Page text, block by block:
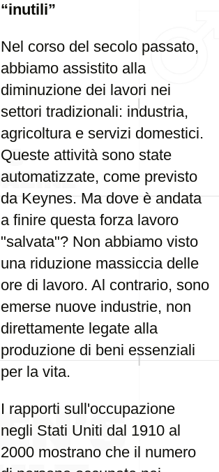
“inutili”
Nel corso del secolo passato,
abbiamo assistito alla
diminuzione dei lavori nei
settori tradizionali: industria,
agricoltura e servizi domestici.
Queste attività sono state
automatizzate, come previsto
da Keynes. Ma dove è andata
a finire questa forza lavoro
"salvata"? Non abbiamo visto
una riduzione massiccia delle
ore di lavoro. Al contrario, sono
emerse nuove industrie, non
direttamente legate alla
produzione di beni essenziali
per la vita.
I rapporti sull'occupazione
negli Stati Uniti dal 1910 al
2000 mostrano che il numero